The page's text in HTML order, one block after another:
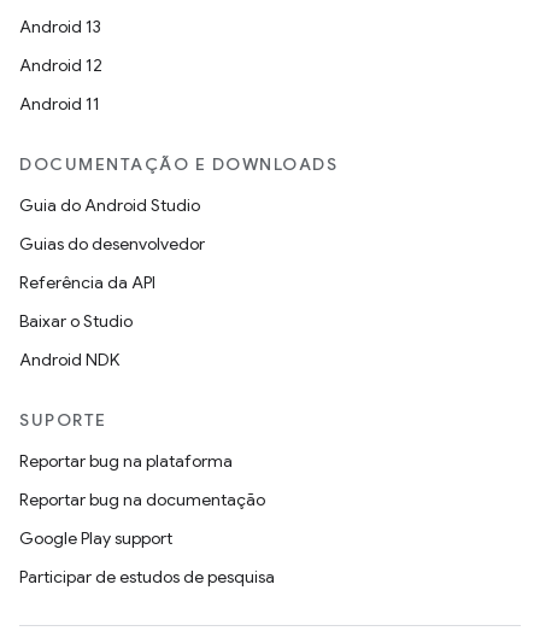
Android 13
Android 12
Android 11
DOCUMENTAÇÃO E DOWNLOADS
Guia do Android Studio
Guias do desenvolvedor
Referência da API
Baixar o Studio
Android NDK
SUPORTE
Reportar bug na plataforma
Reportar bug na documentação
Google Play support
Participar de estudos de pesquisa